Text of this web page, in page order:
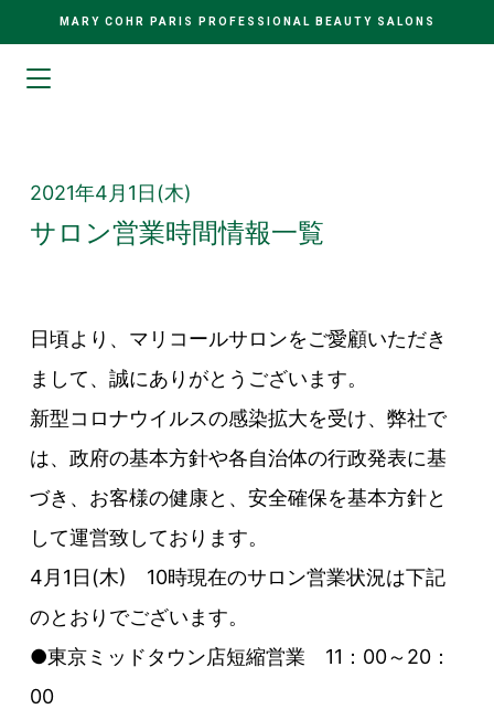
MARY COHR PARIS PROFESSIONAL BEAUTY SALONS
2021年4月1日(木)
サロン営業時間情報一覧
日頃より、マリコールサロンをご愛顧いただき
まして、誠にありがとうございます。
新型コロナウイルスの感染拡大を受け、弊社で
は、政府の基本方針や各自治体の行政発表に基
づき、お客様の健康と、安全確保を基本方針と
して運営致しております。
4月1日(木) 10時現在のサロン営業状況は下記
のとおりでございます。
●東京ミッドタウン店短縮営業 11：00～20：
00